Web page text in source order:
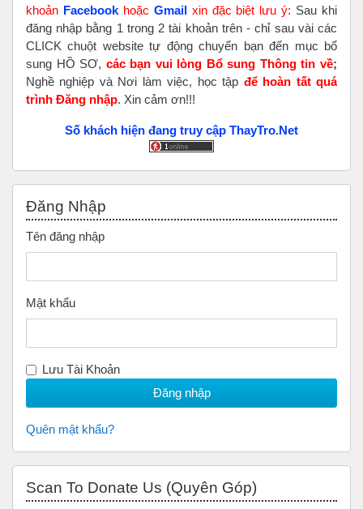
khoản Facebook hoặc Gmailxin đặc biệt lưu ý: Sau khi
đăng nhập bằng 1 trong 2 tài khoản trên - chỉ sau vài các
CLICK chuột website tự động chuyển bạn đến mục bổ
sung HỒ SƠ, các bạn vui lòng Bổ sung Thông tin về;
Nghề nghiệp và Nơi làm việc, học tập để hoàn tấtquá
trình Đăng nhập. Xin cảm ơn!!!
Số khách hiện đang truy cập ThayTro.Net
Đăng Nhập
Tên đăng nhập
Mật khẩu
Lưu Tài Khoản
Quên mật khẩu?
Scan To Donate Us (Quyên Góp)